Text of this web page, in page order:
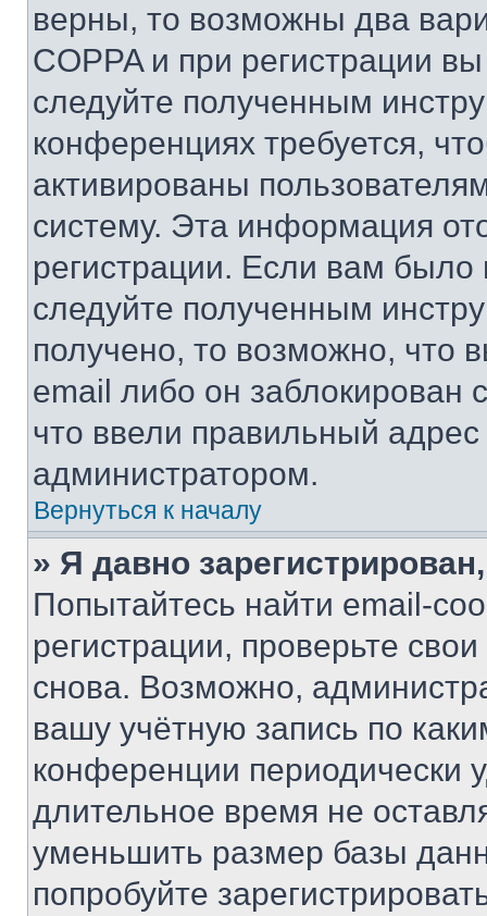
верны, то возможны два
COPPA и при регистрации
следуйте полученным
конференциях требуется,
активированы
систему. Эта информация
регистрации. Если вам
следуйте полученным
получено, то возможно, что
email либо он
что ввели правильный адрес
администратором.
Вернуться к началу
» Я давно
Попытайтесь найти email-
регистрации, проверьте
снова. Возможно,
вашу учётную запись по
конференции периодически
длительное время не
уменьшить размер базы
попробуйте